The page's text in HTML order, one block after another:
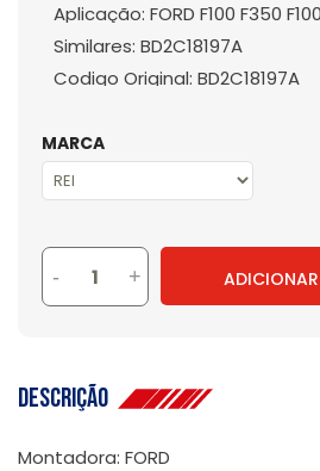
Aplicação: FORD F100 F350
Similares: BD2C18197A
Codigo Original: BD2C18197A
MARCA
- +
Descrição
Montadora: FORD